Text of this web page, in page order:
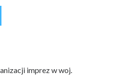
imprez w woj.